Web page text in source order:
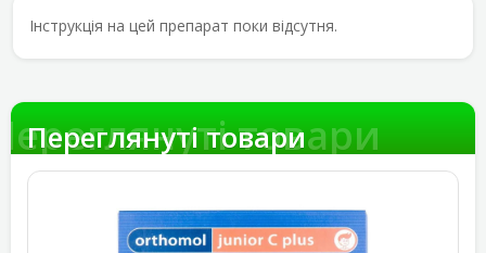
Інструкція на цей препарат поки відсутня.
товари
Переглянуті товари